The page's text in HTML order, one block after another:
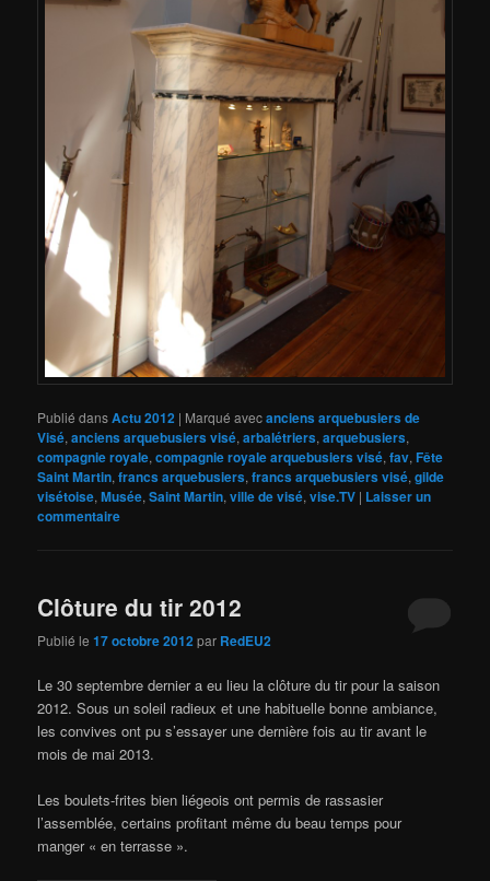
Publié dansActu 2012 | Marqué avecanciens arquebusiers de
Visé,anciens arquebusiers visé,arbalétriers,arquebusiers,
compagnie royale,compagnie royale arquebusiers visé,fav,Fête
Saint Martin,francs arquebusiers,francs arquebusiers visé,gilde
visétoise,Musée,Saint Martin,ville de visé,vise.TV | Laisser un
commentaire
Clôture du tir 2012
Publié le17 octobre 2012par RedEU2
Le 30 septembre dernier a eu lieu la clôture du tir pour la saison
2012. Sous un soleil radieux et une habituelle bonne ambiance,
les convives ont pu s’essayer une dernière fois au tir avant le
mois de mai 2013.
Les boulets-frites bien liégeois ont permis de rassasier
l’assemblée, certains profitant même du beau temps pour
manger « en terrasse ».